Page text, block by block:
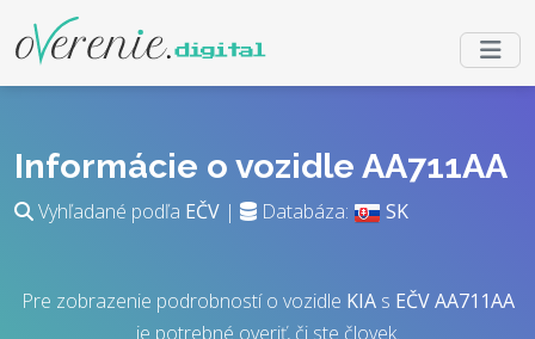
Informácie o vozidle AA711AA
Vyhľadané podľa EČV | Databáza: SK
Pre zobrazenie podrobností o vozidle KIAs EČV AA711AA
je potrebné overiť, či ste človek.